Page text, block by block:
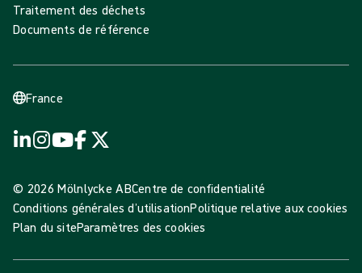
Traitement des déchets
Documents de référence
France
© 2026 Mölnlycke ABCentre de confidentialité
Conditions générales d’utilisationPolitique relative aux cookies
Plan du siteParamètres des cookies